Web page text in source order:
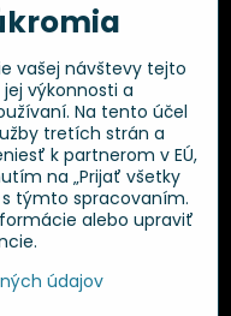
vašej návštevy tejto
výkonnosti a
Na tento účel
tretích strán a
k partnerom v EÚ,
na „Prijať všetky
s týmto spracovaním.
alebo upraviť
údajov